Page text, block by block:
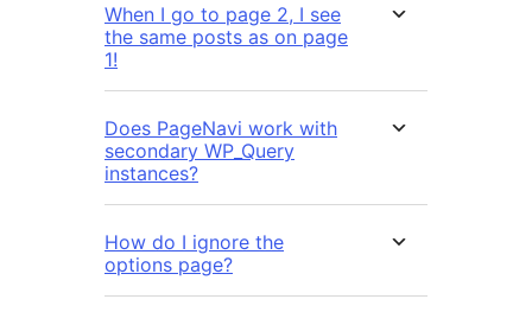
When I go to page 2, I see
the same posts as on page
1!
Does PageNavi work with
secondary WP_Query
instances?
How do I ignore the
options page?